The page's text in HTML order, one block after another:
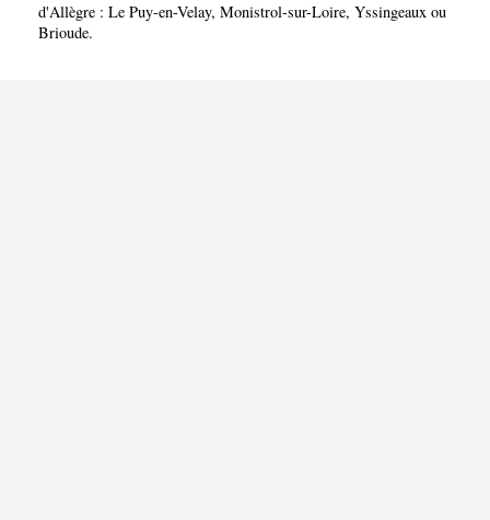
d'Allègre : Le Puy-en-Velay, Monistrol-sur-Loire, Yssingeaux ou
Brioude.